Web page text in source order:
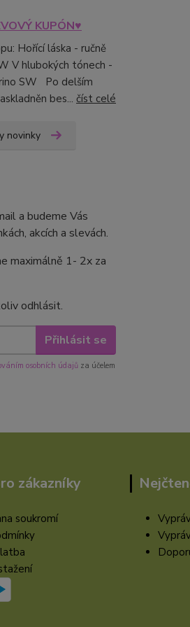
KUPÓN♥
Hořící láska - ručně
V hlubokých tónech -
SW Po delším
bes... číst celé
novinky
a budeme Vás
akcích a slevách.
maximálně 1- 2x za
odhlásit.
Přihlásit se
osobních údajů za účelem
zákazníky
soukromí